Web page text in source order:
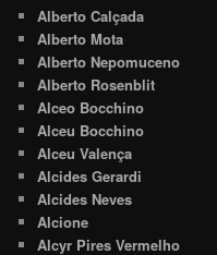
Alberto Calçada
Alberto Mota
Alberto Nepomuceno
Alberto Rosenblit
Alceo Bocchino
Alceu Bocchino
Alceu Valença
Alcides Gerardi
Alcides Neves
Alcione
Alcyr Pires Vermelho